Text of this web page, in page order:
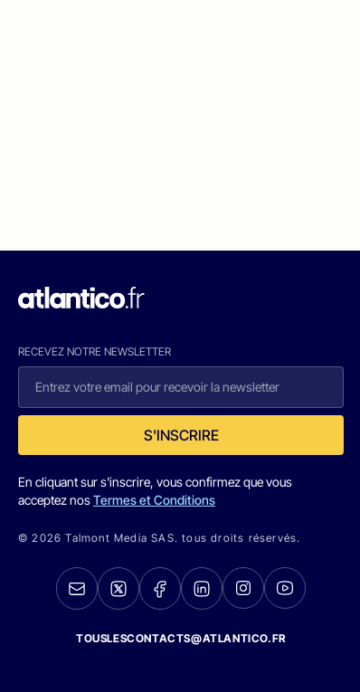
RECEVEZ NOTRE NEWSLETTER
S'INSCRIRE
En cliquant sur s'inscrire, vous confirmez que vous
acceptez nosTermes et Conditions
© 2026 Talmont Media SAS. tous droits réservés.
TOUSLESCONTACTS@ATLANTICO.FR